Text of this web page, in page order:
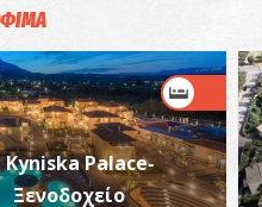
Kyniska Palace-
Ξενοδοχείο